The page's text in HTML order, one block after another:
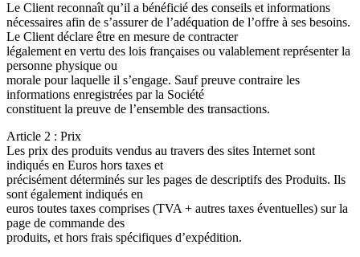
Le Client reconnaît qu’il a bénéficié des conseils et informations
nécessaires afin de s’assurer de l’adéquation de l’offre à ses besoins.
Le Client déclare être en mesure de contracter
légalement en vertu des lois françaises ou valablement représenter la
personne physique ou
morale pour laquelle il s’engage. Sauf preuve contraire les
informations enregistrées par la Société
constituent la preuve de l’ensemble des transactions.
Article 2 : Prix
Les prix des produits vendus au travers des sites Internet sont
indiqués en Euros hors taxes et
précisément déterminés sur les pages de descriptifs des Produits. Ils
sont également indiqués en
euros toutes taxes comprises (TVA + autres taxes éventuelles) sur la
page de commande des
produits, et hors frais spécifiques d’expédition.